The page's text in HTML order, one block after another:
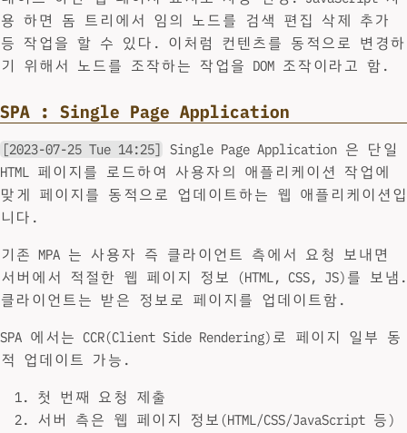
용 하면 돔 트리에서 임의 노드를 검색 편집 삭제 추가
등 작업을 할 수 있다. 이처럼 컨텐츠를 동적으로 변경하
기 위해서 노드를 조작하는 작업을 DOM 조작이라고 함.
SPA : Single Page Application
[2023-07-25 Tue 14:25]
Single Page Application 은 단일
HTML 페이지를 로드하여 사용자의 애플리케이션 작업에
맞게 페이지를 동적으로 업데이트하는 웹 애플리케이션입
니다.
기존 MPA 는 사용자 즉 클라이언트 측에서 요청 보내면
서버에서 적절한 웹 페이지 정보 (HTML, CSS, JS)를 보냄.
클라이언트는 받은 정보로 페이지를 업데이트함.
SPA 에서는 CCR(Client Side Rendering)로 페이지 일부 동
적 업데이트 가능.
첫 번째 요청 제출
서버 측은 웹 페이지 정보(HTML/CSS/JavaScript 등)